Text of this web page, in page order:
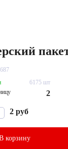
6175 шт
2
2 руб
корзину